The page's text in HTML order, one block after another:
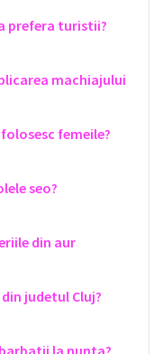
prefera turistii?
machiajului
femeile?
seo?
din aur
judetul Cluj?
la nunta?